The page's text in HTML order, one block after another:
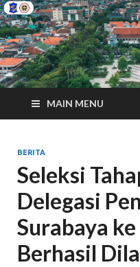
MAIN MENU
BERITA
Seleksi
Delegasi
Surabaya
Berhasil